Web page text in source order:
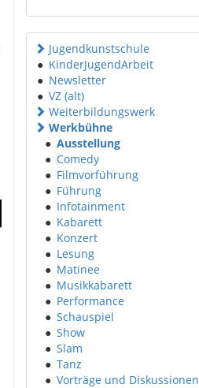
Jugendkunstschule
● KinderJugendArbeit
● Newsletter
● VZ (alt)
Weiterbildungswerk
Werkbühne
● Ausstellung
● Comedy
● Filmvorführung
● Führung
● Infotainment
● Kabarett
● Konzert
● Lesung
● Matinee
● Musikkabarett
● Performance
● Schauspiel
● Show
● Slam
● Tanz
● Vorträge und Diskussionen